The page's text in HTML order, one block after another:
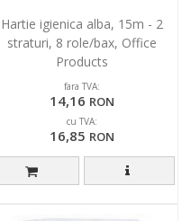
Hartie igienica alba, 15m - 2
straturi, 8 role/bax, Office
Products
fara TVA:
14,16 RON
cu TVA:
16,85 RON